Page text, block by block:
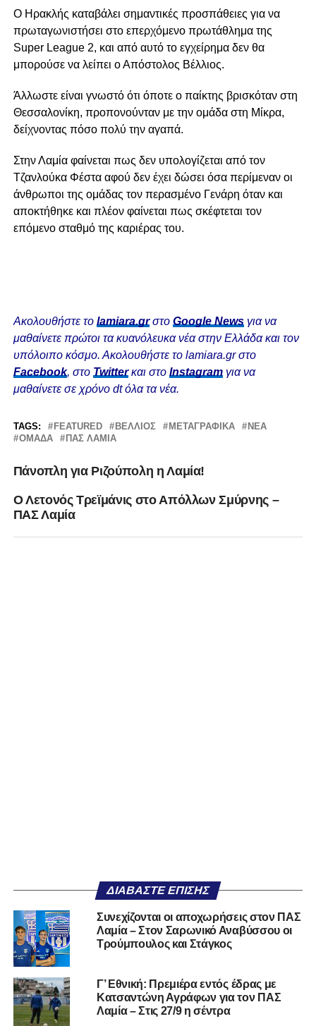
Ο Ηρακλής καταβάλει σημαντικές προσπάθειες για να
πρωταγωνιστήσει στο επερχόμενο πρωτάθλημα της
Super League 2, και από αυτό το εγχείρημα δεν θα
μπορούσε να λείπει ο Απόστολος Βέλλιος.
Άλλωστε είναι γνωστό ότι όποτε ο παίκτης βρισκόταν στη
Θεσσαλονίκη, προπονούνταν με την ομάδα στη Μίκρα,
δείχνοντας πόσο πολύ την αγαπά.
Στην Λαμία φαίνεται πως δεν υπολογίζεται από τον
Τζανλούκα Φέστα αφού δεν έχει δώσει όσα περίμεναν οι
άνθρωποι της ομάδας τον περασμένο Γενάρη όταν και
αποκτήθηκε και πλέον φαίνεται πως σκέφτεται τον
επόμενο σταθμό της καριέρας του.
Ακολουθήστε το lamiara.grστο Google Newsγια να
μαθαίνετε πρώτοι τα κυανόλευκα νέα στην Ελλάδα και τον
υπόλοιπο κόσμο. Ακολουθήστε το lamiara.gr στο
Facebook, στο Twitterκαι στο Instagram για να
μαθαίνετε σε χρόνο dt όλα τα νέα.
TAGS: FEATURED ΒΕΛΛΙΟΣ ΜΕΤΑΓΡΑΦΙΚΆ
ΝΈΑ
ΟΜΆΔΑ
ΠΑΣ ΛΑΜΙΑ
Πάνοπλη για Ριζούπολη η Λαμία!
Ο Λετονός Τρεϊμάνις στο Απόλλων Σμύρνης –
ΠΑΣ Λαμία
ΔΙΑΒΆΣΤΕ ΕΠΊΣΗΣ
Συνεχίζονται οι αποχωρήσεις στον ΠΑΣ
Λαμία – Στον Σαρωνικό Αναβύσσου οι
Τρούμπουλος και Στάγκος
Γ’ Εθνική: Πρεμιέρα εντός έδρας με
Κατσαντώνη Αγράφων για τον ΠΑΣ
Λαμία – Στις 27/9 η σέντρα